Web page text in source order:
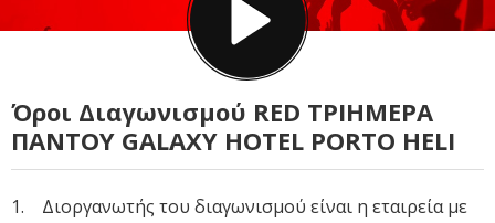
Όροι Διαγωνισμού RED ΤΡΙΗΜΕΡΑ
ΠΑΝΤΟΥ GALAXY HOTEL PORTO HELI
1. Διοργανωτής του διαγωνισμού είναι η εταιρεία με